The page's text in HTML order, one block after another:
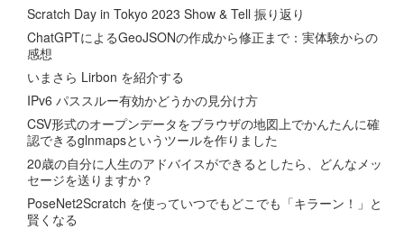
Scratch Day in Tokyo 2023 Show & Tell 振り返り
ChatGPTによるGeoJSONの作成から修正まで：実体験からの
感想
いまさら Lirbon を紹介する
IPv6 パススルー有効かどうかの見分け方
CSV形式のオープンデータをブラウザの地図上でかんたんに確
認できるglnmapsというツールを作りました
20歳の自分に人生のアドバイスができるとしたら、どんなメッ
セージを送りますか？
PoseNet2Scratch を使っていつでもどこでも「キラーン！」と
賢くなる